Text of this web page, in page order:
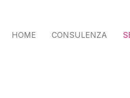
HOME CONSULENZA